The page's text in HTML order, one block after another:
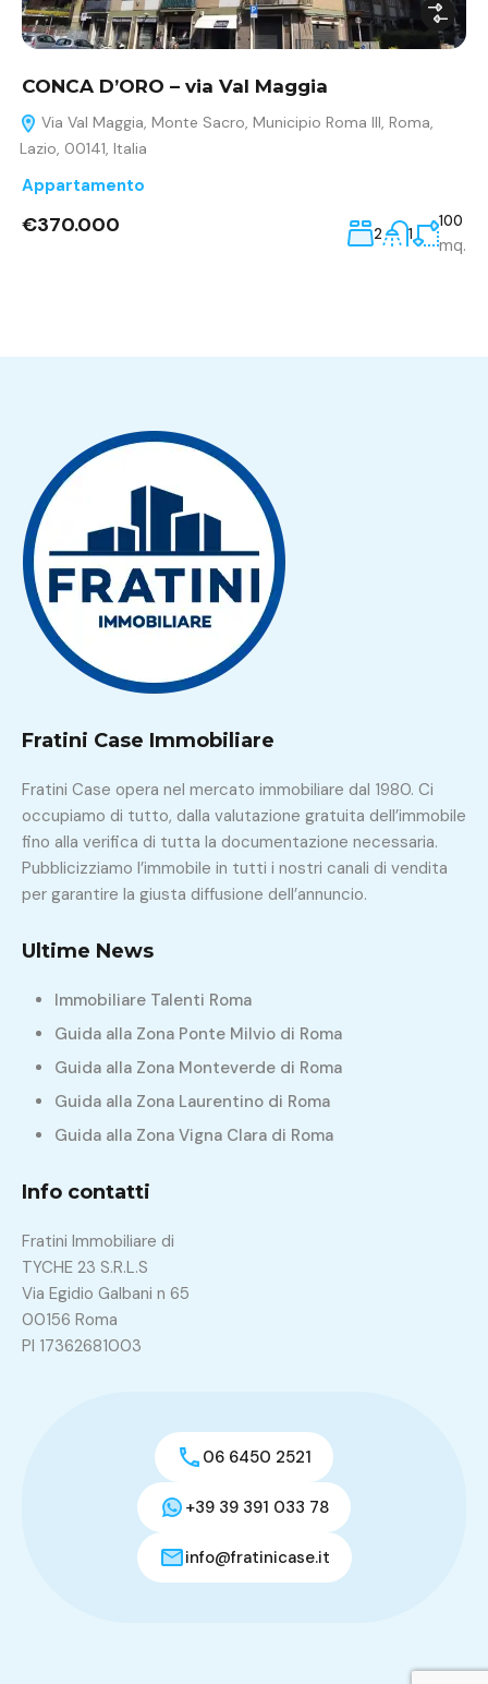
CONCA D’ORO – via Val Maggia
Via Val Maggia, Monte Sacro, Municipio Roma III, Roma,
Lazio, 00141, Italia
Appartamento
€370.000 2 1
100
mq.
Fratini Case Immobiliare
Fratini Case opera nel mercato immobiliare dal 1980. Ci
occupiamo di tutto, dalla valutazione gratuita dell’immobile
fino alla verifica di tutta la documentazione necessaria.
Pubblicizziamo l’immobile in tutti i nostri canali di vendita
per garantire la giusta diffusione dell’annuncio.
Ultime News
Immobiliare Talenti Roma
Guida alla Zona Ponte Milvio di Roma
Guida alla Zona Monteverde di Roma
Guida alla Zona Laurentino di Roma
Guida alla Zona Vigna Clara di Roma
Info contatti
Fratini Immobiliare di
TYCHE 23 S.R.L.S
Via Egidio Galbani n 65
00156 Roma
PI 17362681003
06 6450 2521
+39 39 391 033 78
info@fratinicase.it